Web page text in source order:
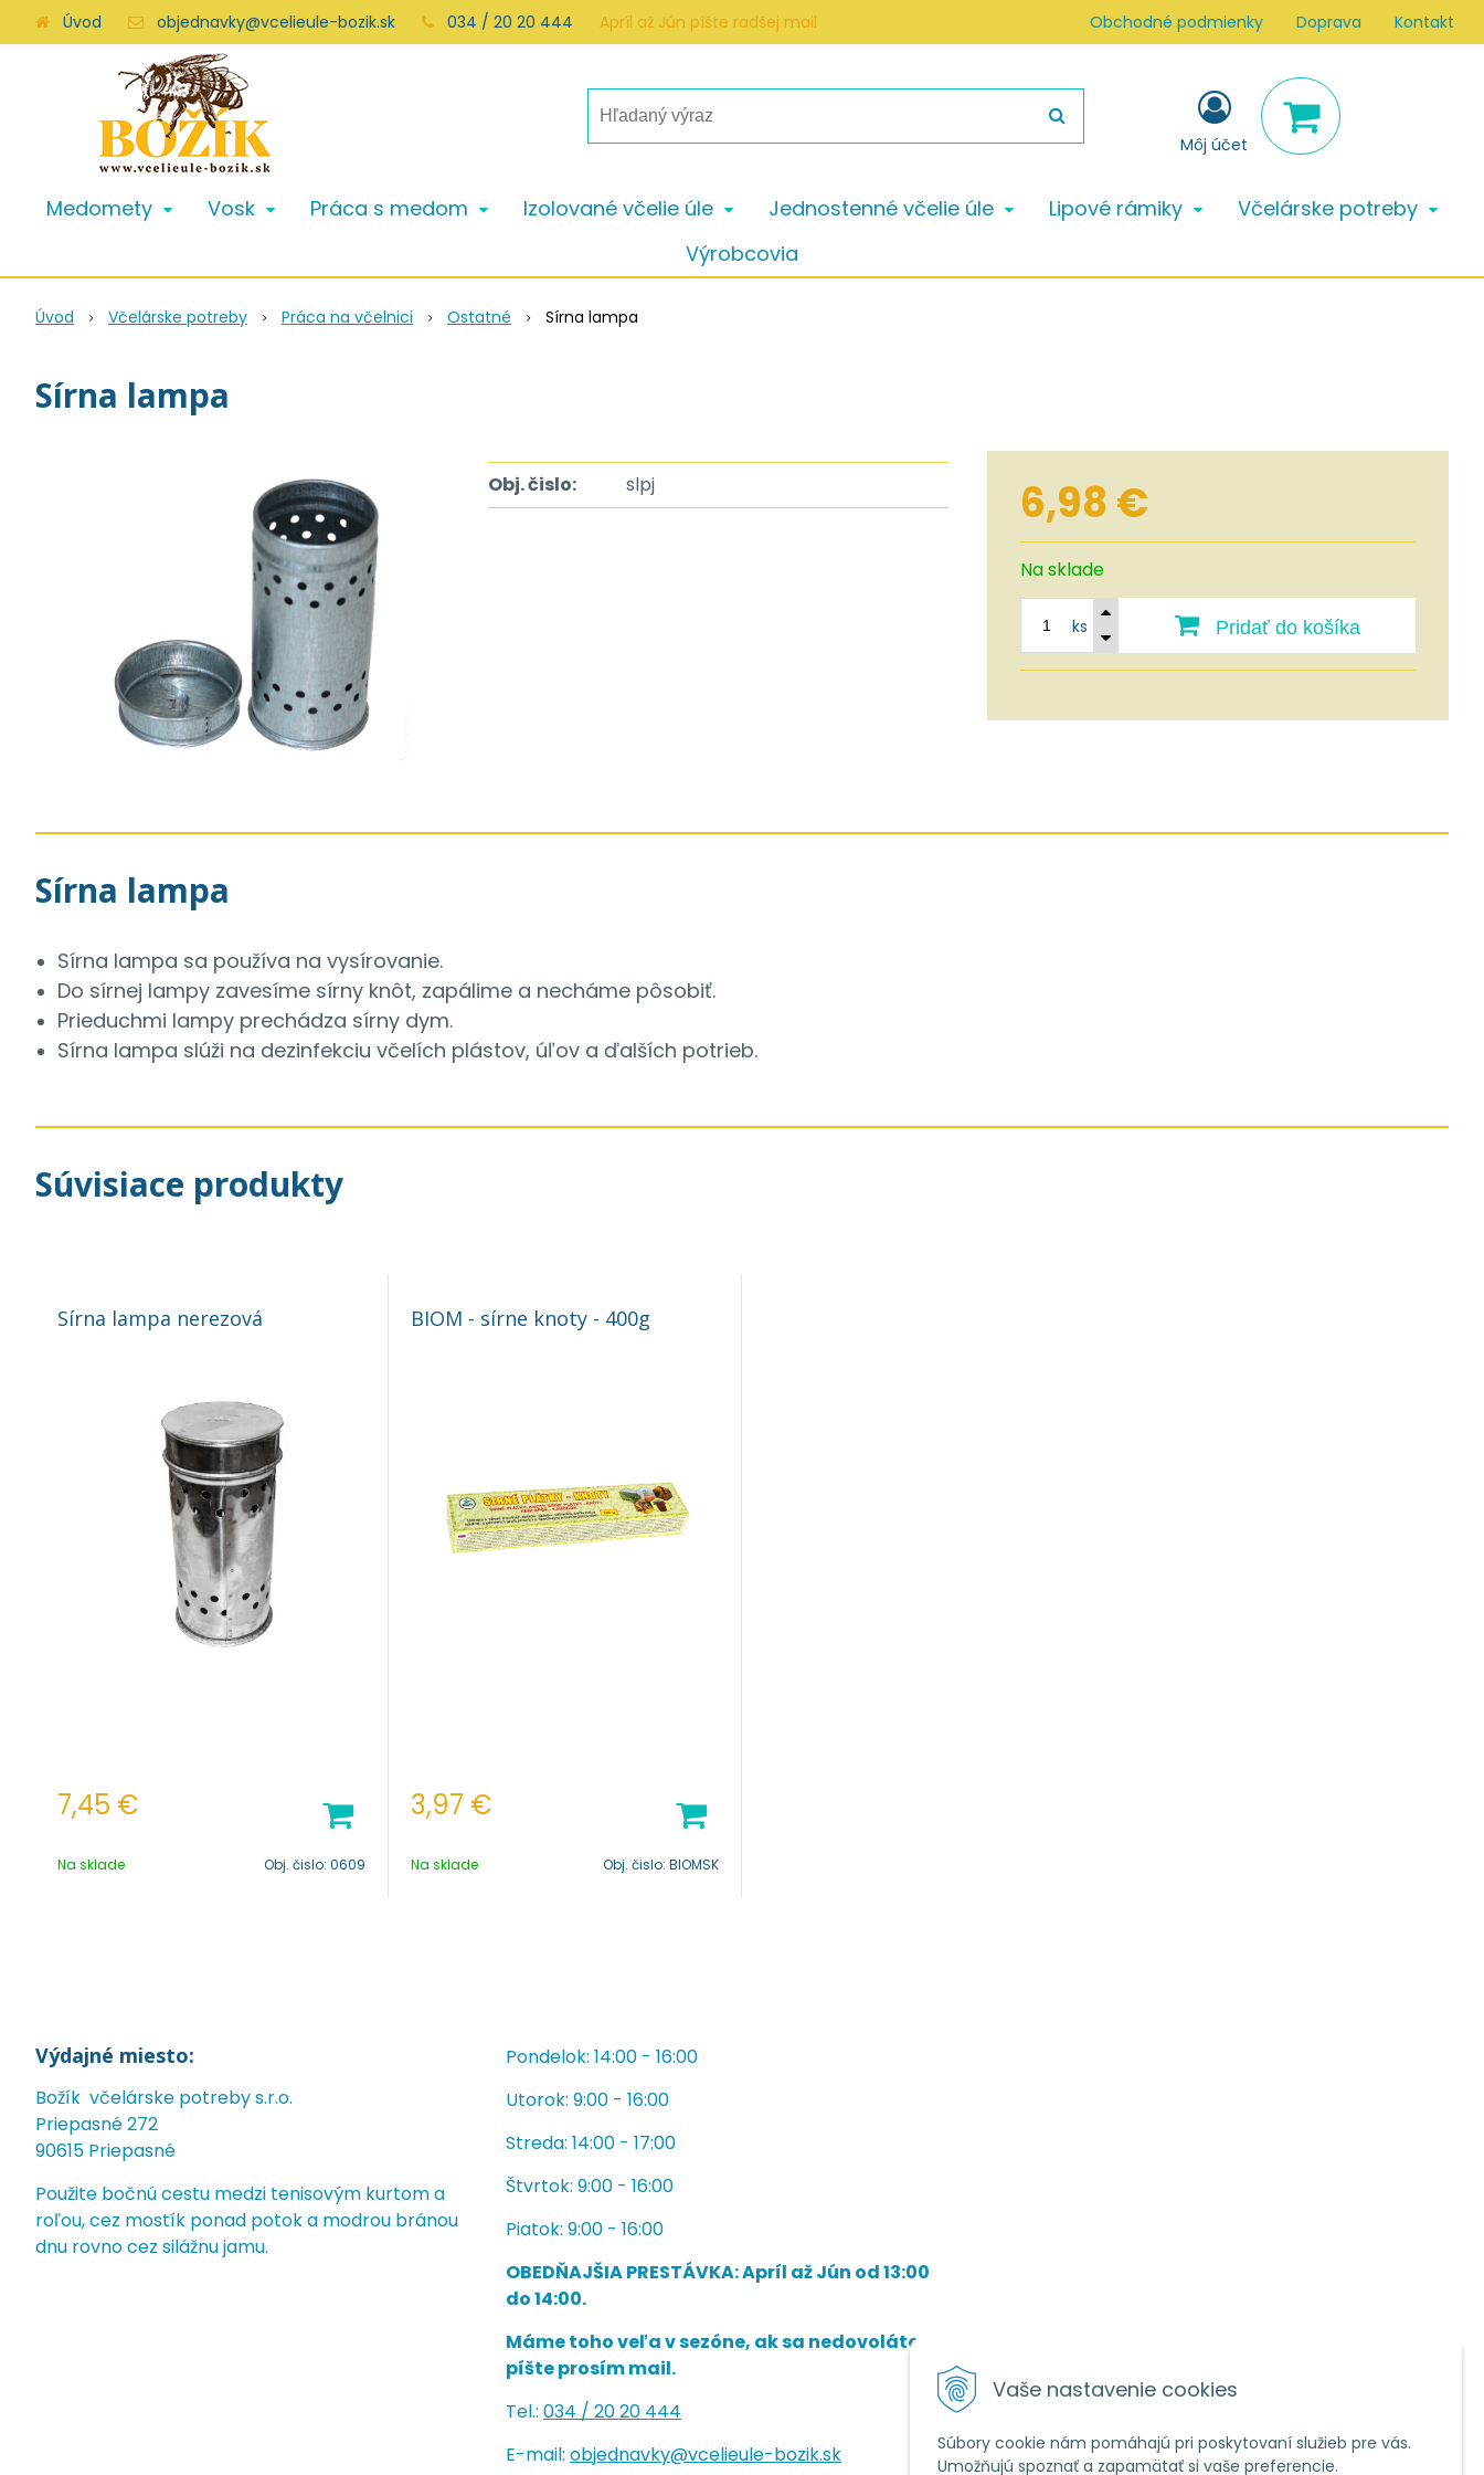
Vaše nastavenie cookies
Súbory cookie nám pomáhajú pri poskytovaní služieb pre vás.
Umožňujú spoznať a zapamätať si vaše preferencie.
Úvod objednavky@vcelieule-bozik.sk 034 / 20 20 444 Apríl až Jún píšte radšej mail Obchodné podmienky Doprava Kontakt
Môj účet
Medomety Vosk Práca s medom Izolované včelie úle Jednostenné včelie úle Lipové rámiky
Včelárske potreby
Výrobcovia
Úvod Včelárske potreby Práca na včelnici Ostatné Sírna lampa
Sírna lampa
6,98€
Na sklade
ks Pridať do košíka
Obj. čislo: slpj
Sírna lampa
Sírna lampa sa používa na vysírovanie.
Do sírnej lampy zavesíme sírny knôt, zapálime a necháme pôsobiť.
Prieduchmi lampy prechádza sírny dym.
Sírna lampa slúži na dezinfekciu včelích plástov, úľov a ďalších potrieb.
Súvisiace produkty
Sírna lampa nerezová
7,45 €
Na sklade Obj. čislo: 0609
BIOM - sírne knoty - 400g
3,97 €
Na sklade Obj. čislo: BIOMSK
Výdajné miesto:
Božík včelárske potreby s.r.o.
Priepasné 272
90615 Priepasné
Použite bočnú cestu medzi tenisovým kurtom a
roľou, cez mostík ponad potok a modrou bránou
dnu rovno cez silážnu jamu.
Pondelok: 14:00 - 16:00
Utorok: 9:00 - 16:00
Streda: 14:00 - 17:00
Štvrtok: 9:00 - 16:00
Piatok: 9:00 - 16:00
OBEDŇAJŠIA PRESTÁVKA: Apríl až Jún od 13:00
do 14:00.
Máme toho veľa v sezóne, ak sa nedovoláte,
píšte prosím mail.
Tel.: 034 / 20 20 444
E-mail: objednavky@vcelieule-bozik.sk